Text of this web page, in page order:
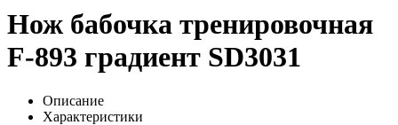
Нож бабочка тренировочная
F-893 градиент SD3031
Описание
Характеристики